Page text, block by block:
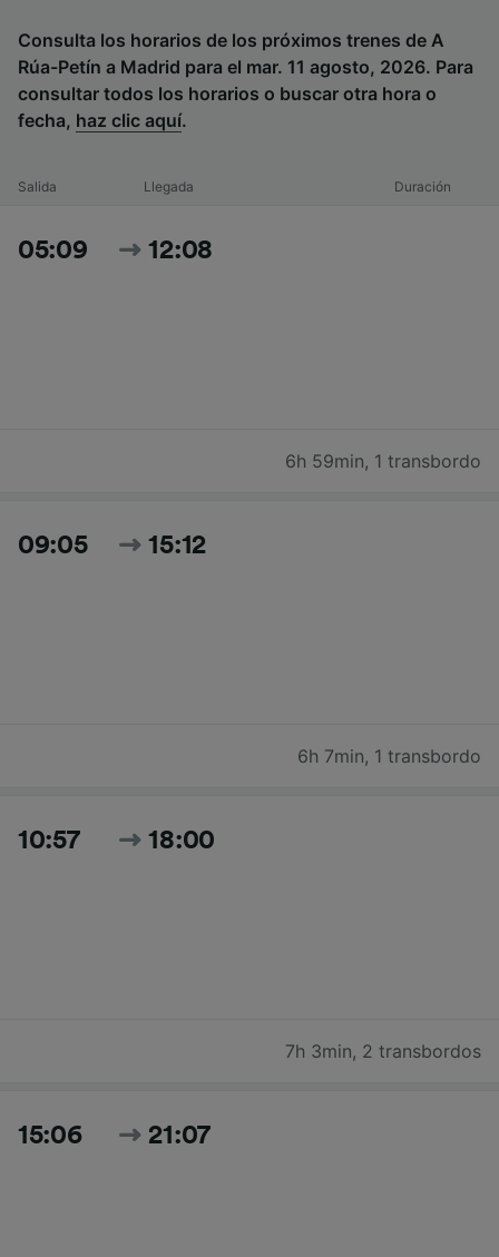
Consulta los horarios de los próximos trenes de A
Rúa-Petín a Madrid para el mar. 11 agosto, 2026. Para
consultar todos los horarios o buscar otra hora o
fecha, haz clic aquí.
Salida Llegada Duración
05:09 12:08
6h 59min, 1 transbordo
09:05 15:12
6h 7min, 1 transbordo
10:57 18:00
7h 3min, 2 transbordos
15:06 21:07